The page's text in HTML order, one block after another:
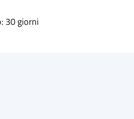
30 giorni